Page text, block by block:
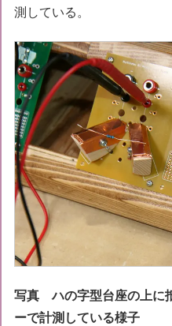
測している。
写真 ハの字型台座の上に
ーで計測している様子